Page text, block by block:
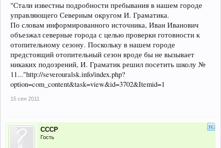
"Стали известны подробности пребывания в нашем городе
управляющего Северным округом И. Граматика.
По словам информированного источника, Иван Иванович
объезжал северные города с целью проверки готовности к
отопительному сезону. Поскольку в нашем городе
предстоящий отопительный сезон вроде бы не вызывает
никаких подозрений, И. Граматик решил посетить школу №
11..."http://severouralsk.info/index.php?
option=com_content&task=view&id=3702&Itemid=1
15 сен 2011
СССР
Гость